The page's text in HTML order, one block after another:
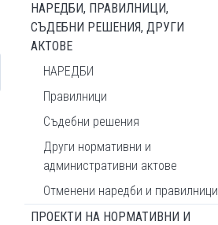
НАРЕДБИ, ПРАВИЛНИЦИ,
СЪДЕБНИ РЕШЕНИЯ, ДРУГИ
АКТОВЕ
НАРЕДБИ
Правилници
Съдебни решения
Други нормативни и
административни актове
Отменени наредби и правилници
ПРОЕКТИ НА НОРМАТИВНИ И